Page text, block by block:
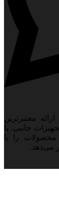
معتبرترین
جانبی. با
را با
می‌دهد.